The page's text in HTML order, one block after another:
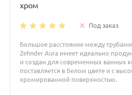
хром
Под заказ
Большое расстояние между
Zehnder Aura имеет идеально
и создан для современных ванных
поставляется в белом цвете и с
хромированной поверхностью.